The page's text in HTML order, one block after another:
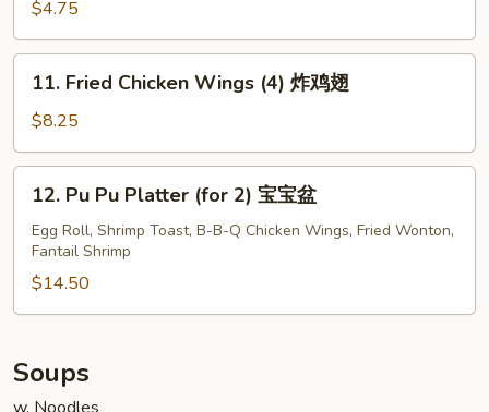
Donuts
(10)
炸
$4.75
Fried
Chicken
Wings
(4)
11. Fried Chicken Wings (4) 炸鸡翅
$8.25
Pu
Platter
(for
2)
宝
盆
12. Pu Pu Platter (for 2) 宝宝盆
Egg Roll, Shrimp Toast, B-B-Q Chicken Wings, Fried Wonton,
Fantail Shrimp
$14.50
Soups